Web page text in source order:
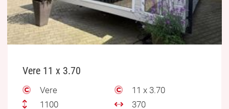
Vere 11 x 3.70
Vere
11 x 3.70
1100
370